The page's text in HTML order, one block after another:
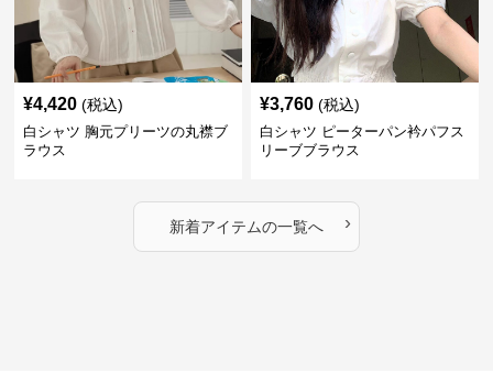
¥4,420 (税込)
白シャツ 胸元プリーツの丸襟ブ
ラウス
¥3,760 (税込)
白シャツ ピーターパン衿パフス
リーブブラウス
新着アイテムの一覧へ ›